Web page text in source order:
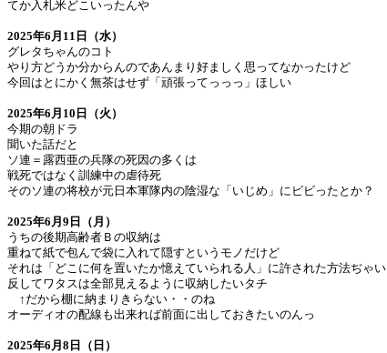
てか入札米どこいったんや
2025年6月11日（水）
グレタちゃんのコト
やり方どうか分からんのであんまり好ましく思ってなかったけど
今回はとにかく無茶はせず「頑張ってっっっ」ほしい
2025年6月10日（火）
今期の朝ドラ
聞いた話だと
ソ連＝露西亜の兵隊の死因の多くは
戦死ではなく訓練中の虐待死
そのソ連の将校が元日本軍隊内の陰湿な「いじめ」にビビったとか？
2025年6月9日（月）
うちの後期高齢者Ｂの収納は
重ねて紙で包んで袋に入れて隠すというモノだけど
それは「どこに何を置いたか憶えていられる人」に許された方法ぢゃい
反してワタスは全部見えるように収納したいタチ
↑だから棚に納まりきらない・・のね
オーディオの配線も出来れば前面に出しておきたいのんっ
2025年6月8日（日）